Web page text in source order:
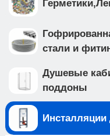
IB.TLA.231.1B1) и
хром матовый,
IB.B011.003.002 ).
белого фарфора, и
как: • отсутствие
и не дает места для
• чаша с
минимизирует
стали и
Душевые
поддоны
Инсталляции